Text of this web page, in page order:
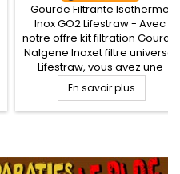
Gourde Filtrante Isotherme
Inox GO2 Lifestraw - Avec
notre offre kit filtration Gourde
Nalgene Inoxet filtre universel
Lifestraw, vous avez une
gourde de filtration d'eau clé
en mains pour randonner.
Alliez la robustesse et
filtration Lifestraw efficace
En savoir plus